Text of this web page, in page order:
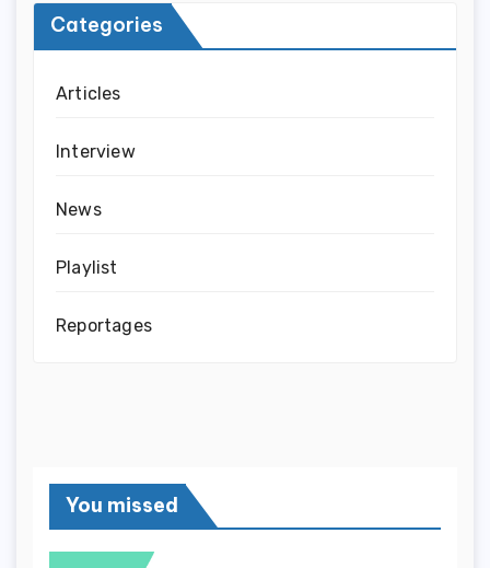
Categories
Articles
Interview
News
Playlist
Reportages
You missed